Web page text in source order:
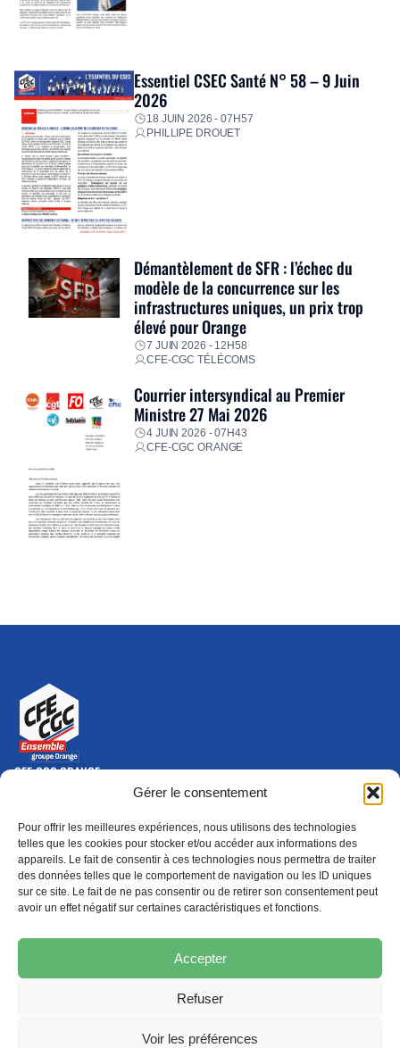
Gérer le consentement
Pour offrir les meilleures expériences, nous utilisons des technologies
telles que les cookies pour stocker et/ou accéder aux informations des
appareils. Le fait de consentir à ces technologies nous permettra de traiter
des données telles que le comportement de navigation ou les ID uniques
sur ce site. Le fait de ne pas consentir ou de retirer son consentement peut
avoir un effet négatif sur certaines caractéristiques et fonctions.
Accepter
Refuser
Voir les préférences
Essentiel CSEC Santé N° 58 – 9 Juin
2026
18 JUIN 2026 - 07H57
PHILLIPE DROUET
Démantèlement de SFR : l’échec du
modèle de la concurrence sur les
infrastructures uniques, un prix trop
élevé pour Orange
7 JUIN 2026 - 12H58
CFE-CGC TÉLÉCOMS
Courrier intersyndical au Premier
Ministre 27 Mai 2026
4 JUIN 2026 - 07H43
CFE-CGC ORANGE
CFE-CGC ORANGE
10-12 rue Saint Amand, 75015 Paris Cedex 15
Nous contacter
01 46 79 28 74
S'ABONNER(NOUVELLE FENÊTRE)
ADHÉRER
Épargne
(nouvelle fenêtre) Formation
(nouvelle fenêtre)
POLITIQUE DE COOKIES